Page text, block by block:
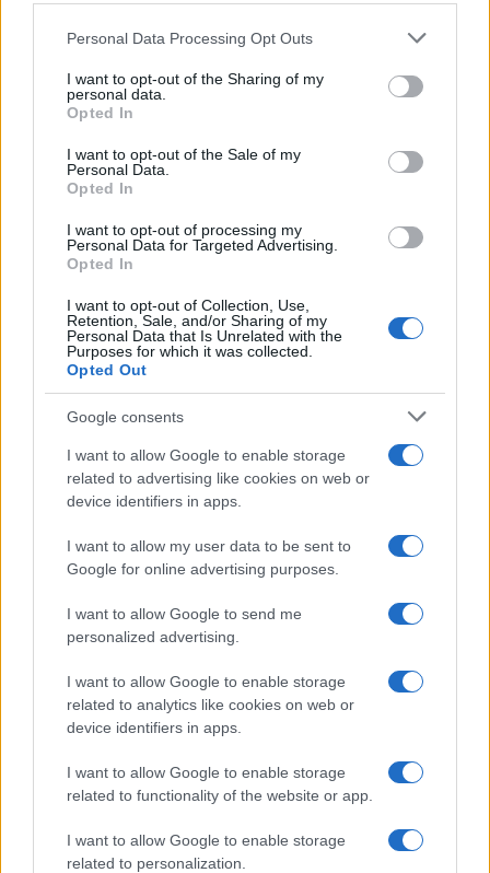
This information may also be disclosed by us to third parties
disclose it to other third parties.
Please note that this website/app uses one or more Google
services and may gather and store information including but
not limited to your visit or usage behaviour. You may click to
grant or deny consent to Google and its third-party tags to
consent section.
Personal Data Processing Opt Outs
I want to opt-out of the Sharing of my
personal data.
Opted In
I want to opt-out of the Sale of my
Personal Data.
Opted In
I want to opt-out of processing my
Personal Data for Targeted Advertising.
Opted In
I want to opt-out of Collection, Use,
Retention, Sale, and/or Sharing of my
Personal Data that Is Unrelated with the
Purposes for which it was collected.
Opted Out
Google consents
I want to allow Google to enable storage
related to advertising like cookies on web or
device identifiers in apps.
I want to allow my user data to be sent to
Google for online advertising purposes.
I want to allow Google to send me
personalized advertising.
I want to allow Google to enable storage
related to analytics like cookies on web or
device identifiers in apps.
I want to allow Google to enable storage
related to functionality of the website or app.
I want to allow Google to enable storage
related to personalization.